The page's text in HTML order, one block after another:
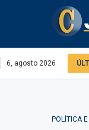
6, agosto 2026
serviço público e
POLÍTICA